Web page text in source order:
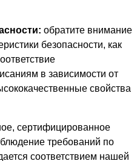
обратите внимание
безопасности, как
в зависимости от
свойства
сертифицированное
требований по
соответствием нашей